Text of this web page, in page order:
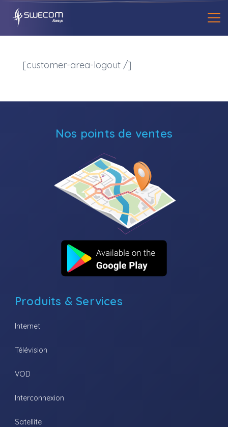
[customer-area-logout /]
Nos points de ventes
Produits & Services
Internet
Télévision
VOD
Interconnexion
Satellite